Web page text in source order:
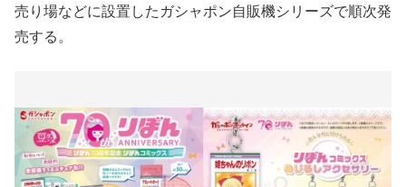
売り場などに設置したガシャポン自販機シリーズで順次発
売する。